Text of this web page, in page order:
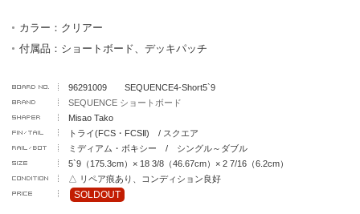
カラー：クリアー
付属品：ショートボード、デッキパッチ
96291009 SEQUENCE4-Short5`9
SEQUENCE ショートボード
Misao Tako
トライ(FCS・FCSⅡ) / スクエア
ミディアム・ボキシー / シングル～ダブル
5`9（175.3cm）× 18 3/8（46.67cm）× 2 7/16（6.2cm）
△ リペア痕あり、コンディション良好
SOLDOUT